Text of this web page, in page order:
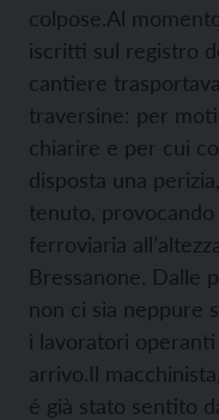
colpose.Al
iscritti sul registro
cantiere
traversine: per
chiarire e per cui
disposta una
tenuto, provocando
ferroviaria
Bressanone. Dalle
non ci sia neppure
i lavoratori
arrivo.Il
é già stato sentito